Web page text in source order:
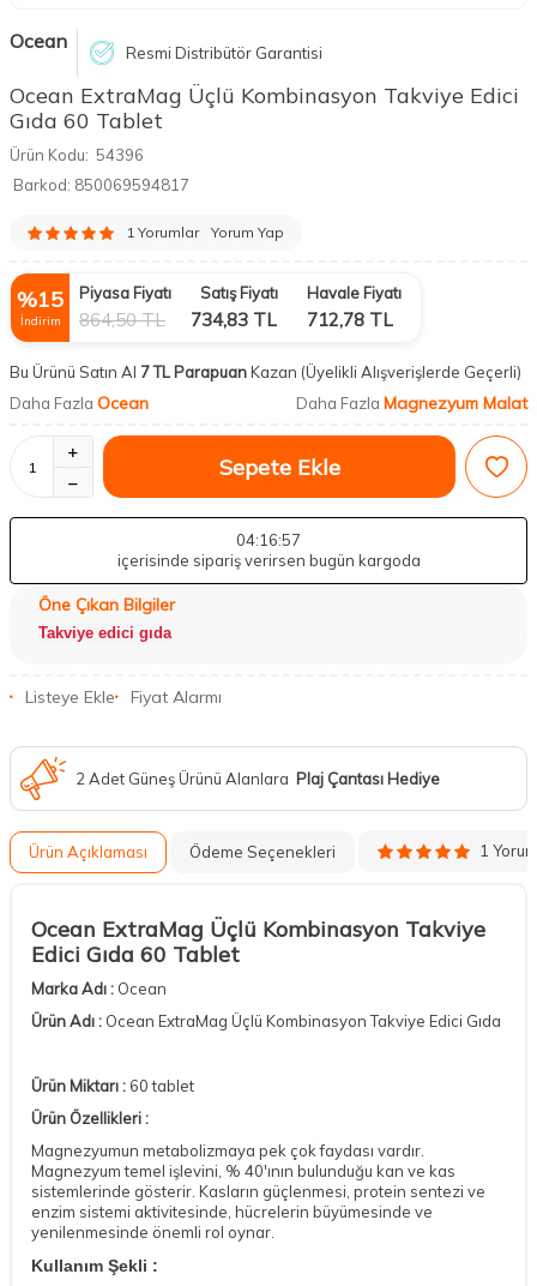
Ocean Resmi Distribütör Garantisi
Ocean ExtraMag Üçlü Kombinasyon Takviye Edici
Gıda 60 Tablet
Ürün Kodu: 54396
Barkod: 850069594817
1 Yorumlar Yorum Yap
%15
İndirim
Piyasa Fiyatı
864,50TL
Satış Fiyatı
734,83 TL
Havale Fiyatı
712,78 TL
Bu Ürünü Satın Al 7 TL ParapuanKazan (Üyelikli Alışverişlerde Geçerli)
Daha Fazla Ocean Daha Fazla Magnezyum Malat
Sepete Ekle
04:16:56
içerisinde sipariş verirsen bugün kargoda
Öne Çıkan Bilgiler
Takviye edici gıda
Listeye Ekle Fiyat Alarmı
2 Adet Güneş Ürünü Alanlara Plaj Çantası Hediye
Ürün Açıklaması Ödeme Seçenekleri 1 Yorum
Ocean ExtraMag Üçlü Kombinasyon Takviye
Edici Gıda 60 Tablet
Marka Adı : Ocean
Ürün Adı : Ocean ExtraMag Üçlü Kombinasyon Takviye Edici Gıda
Ürün Miktarı : 60 tablet
Ürün Özellikleri :
Magnezyumun metabolizmaya pek çok faydası vardır.
Magnezyum temel işlevini, % 40'ının bulunduğu kan ve kas
sistemlerinde gösterir. Kasların güçlenmesi, protein sentezi ve
enzim sistemi aktivitesinde, hücrelerin büyümesinde ve
yenilenmesinde önemli rol oynar.
Kullanım Şekli :